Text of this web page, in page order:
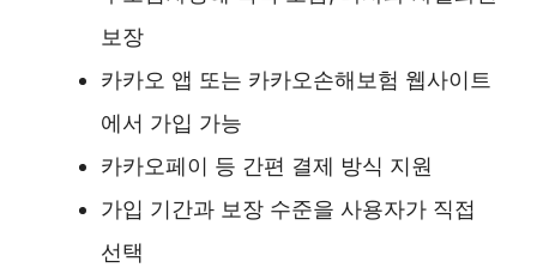
보장
카카오 앱 또는 카카오손해보험 웹사이트
에서 가입 가능
카카오페이 등 간편 결제 방식 지원
가입 기간과 보장 수준을 사용자가 직접
선택